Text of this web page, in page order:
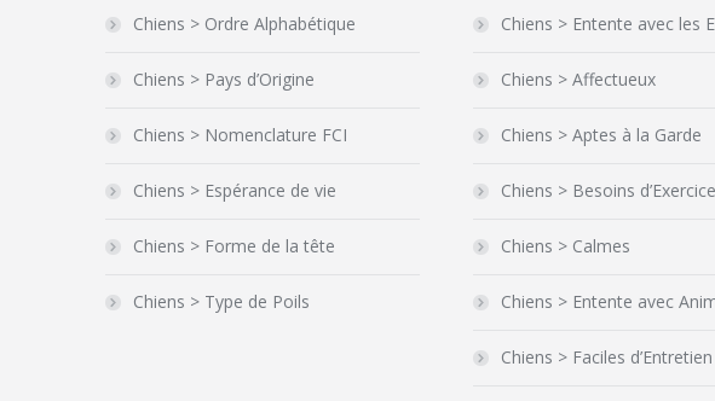
Chiens > Ordre Alphabétique
Chiens > Pays d’Origine
Chiens > Nomenclature FCI
Chiens > Espérance de vie
Chiens > Forme de la tête
Chiens > Type de Poils
Chiens > Entente avec les
Chiens > Affectueux
Chiens > Aptes à la Garde
Chiens > Besoins d’Exercice
Chiens > Calmes
Chiens > Entente avec
Chiens > Faciles d’Entretien